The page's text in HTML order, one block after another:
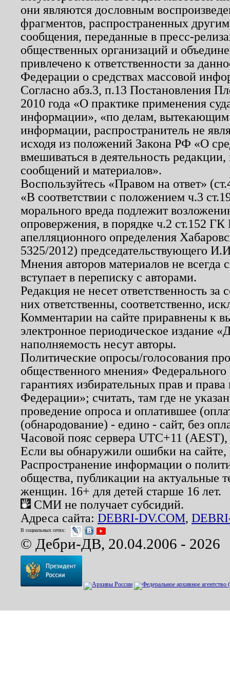
они являются дословным
фрагментов, распространенных
сообщения, переданные в пресс-
общественных организаций и
привлечено к ответственности за
Федерации о средствах массовой
Согласно абз.3, п.13 Постановления
2010 года «О практике применения
информации», «по делам, вытекающим
информации, распространитель не
исходя из положений Закона РФ «О
вмешиваться в деятельность
сообщений и материалов».
Воспользуйтесь «Правом на ответ»
«В соответствии с положением ч.3
морального вреда подлежит
опровержения, в порядке ч.2 ст.152
апелляционного определения
5325/2012) председательствующего
Мнения авторов материалов не
вступает в переписку с авторами.
Редакция не несет ответственность
них ответственны, соответственно,
Комментарии на сайте приравнены к
электронное периодическое издание
наполняемость несут авторы.
Политические опросы/голосования
общественного мнения»
гарантиях избирательных прав и
Федерации»; считать, там где не
проведение опроса и оплатившее
(обнародование) - едино - сайт, без
Часовой пояс сервера UTC+11
Если вы обнаружили ошибки на
Распространение информации о
общества, публикации на актуальные
женщин. 16+ для детей старше 16 лет.
СМИ не получает субсидий.
Адреса сайта: DEBRI-DV.COM,
В социальных сетях:
© Дебри-ДВ, 20.04.2006 - 2026